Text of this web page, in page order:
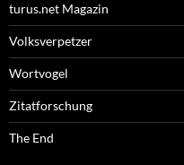
turus.net Magazin
Volksverpetzer
Wortvogel
Zitatforschung
The End